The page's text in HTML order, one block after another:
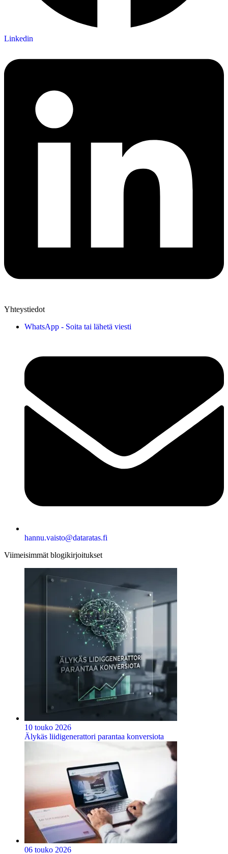
Linkedin
Yhteystiedot
WhatsApp - Soita tai lähetä viesti
hannu.vaisto@dataratas.fi
Viimeisimmät blogikirjoitukset
10 touko 2026
Älykäs liidigenerattori parantaa konversiota
06 touko 2026